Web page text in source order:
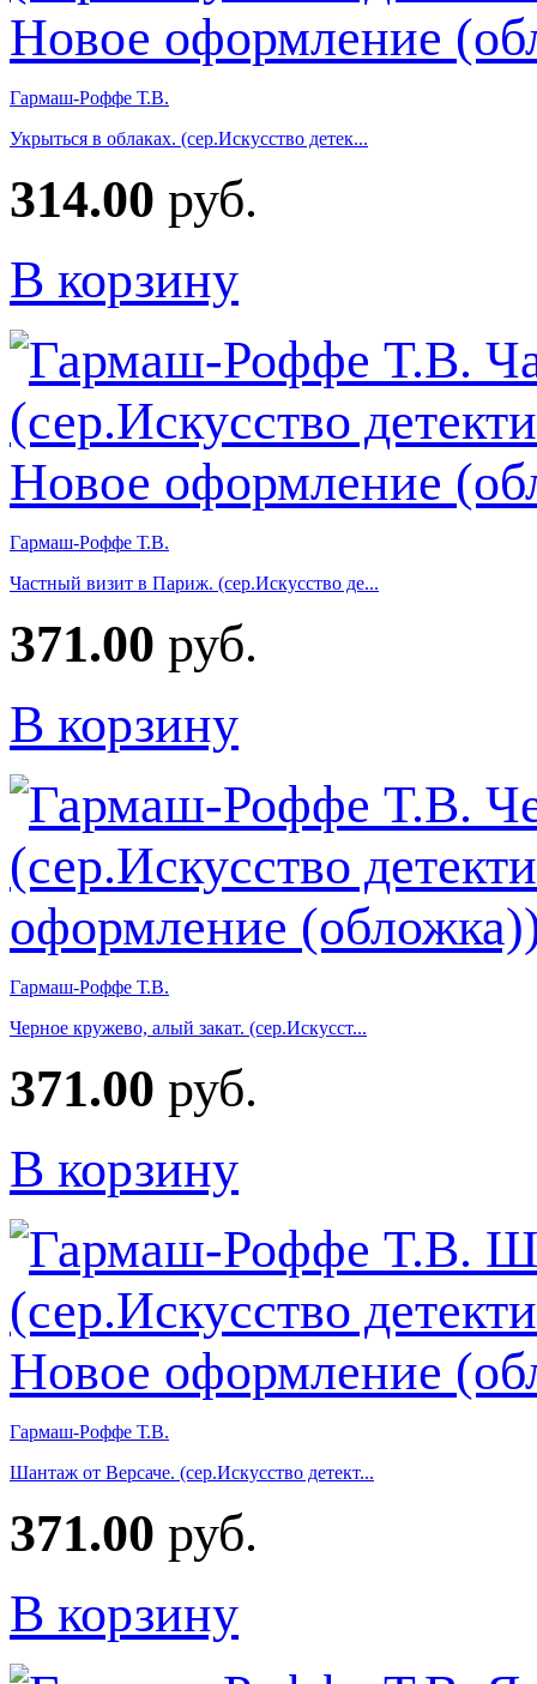
Гармаш-Роффе Т.В.
Укрыться в облаках. (сер.Искусство детек...
314.00 руб.
В корзину
Гармаш-Роффе Т.В.
Частный визит в Париж. (сер.Искусство де...
371.00 руб.
В корзину
Гармаш-Роффе Т.В.
Черное кружево, алый закат. (сер.Искусст...
371.00 руб.
В корзину
Гармаш-Роффе Т.В.
Шантаж от Версаче. (сер.Искусство детект...
371.00 руб.
В корзину